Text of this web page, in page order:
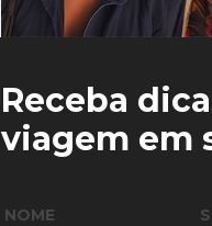
Receba
viagem em
NOME